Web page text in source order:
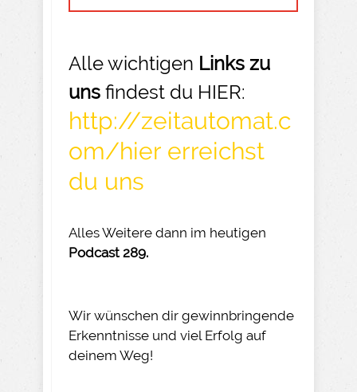
Alle wichtigen Links zu
uns findest du HIER:
http://zeitautomat.c
om/hier erreichst
du uns
Alles Weitere dann im heutigen
Podcast 289.
Wir wünschen dir gewinnbringende
Erkenntnisse und viel Erfolg auf
deinem Weg!